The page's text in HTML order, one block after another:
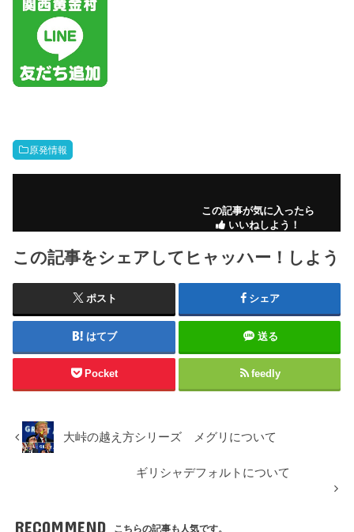
原発情報
この記事が気に入ったら
いいねしよう！
この記事をシェアしてヒャッハー！しよう
ポスト シェア
はてブ 送る
Pocket feedly
大峠の越え方シリーズ メグリについて
ギリシャデフォルトについて
RECOMMEND こちらの記事も人気です。